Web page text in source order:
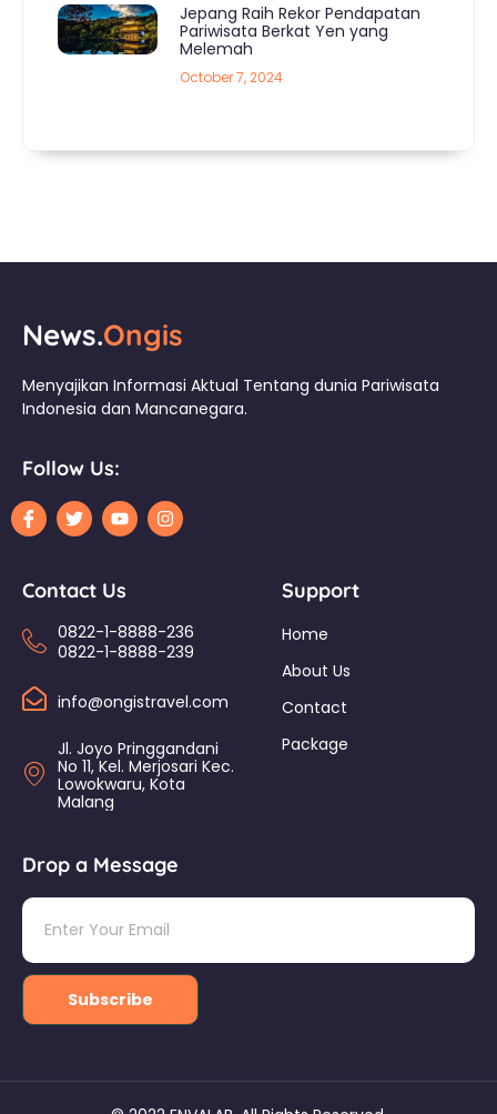
Jepang Raih Rekor Pendapatan
Pariwisata Berkat Yen yang
Melemah
October 7, 2024
News.Ongis
Menyajikan Informasi Aktual Tentang dunia Pariwisata
Indonesia dan Mancanegara.
Follow Us:
Contact Us
0822-1-8888-236
0822-1-8888-239
info@ongistravel.com
Jl. Joyo Pringgandani
No 11, Kel. Merjosari Kec.
Lowokwaru, Kota
Malang
Support
Home
About Us
Contact
Package
Drop a Message
Subscribe